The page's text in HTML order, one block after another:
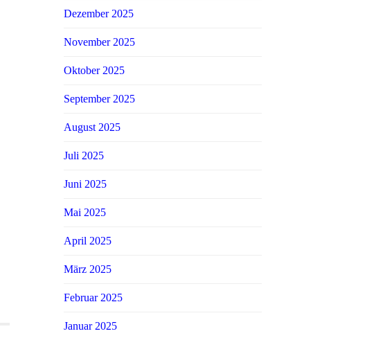
Dezember 2025
November 2025
Oktober 2025
September 2025
August 2025
Juli 2025
Juni 2025
Mai 2025
April 2025
März 2025
Februar 2025
Januar 2025